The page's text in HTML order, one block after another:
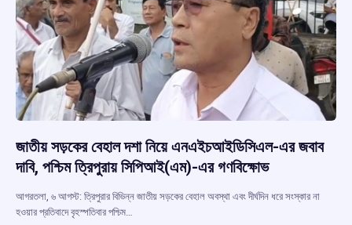
জাতীয় সড়কের বেহাল দশা নিয়ে এনএইচআইডিসিএল-এর জবাব
দাবি, পশ্চিম ত্রিপুরায় সিপিআই(এম)-এর গণবিক্ষোভ
আগরতলা, ৬ আগস্ট: ত্রিপুরার বিভিন্ন জাতীয় সড়কের বেহাল অবস্থা এবং দীর্ঘদিন ধরে সংস্কার না
হওয়ার প্রতিবাদে বৃহস্পতিবার পশ্চিম…